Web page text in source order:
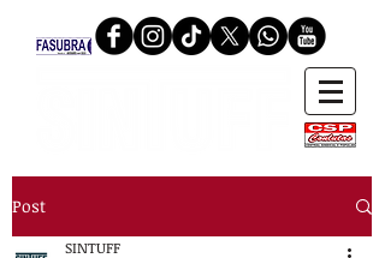
Post
SINTUFF